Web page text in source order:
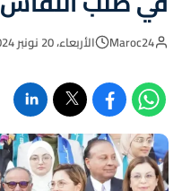
Maroc24 الأربعاء، 20 نونبر 2024 - 16:30